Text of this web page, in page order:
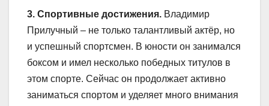
3. Спортивные достижения. Владимир
Прилучный – не только талантливый актёр, но
и успешный спортсмен. В юности он занимался
боксом и имел несколько победных титулов в
этом спорте. Сейчас он продолжает активно
заниматься спортом и уделяет много внимания